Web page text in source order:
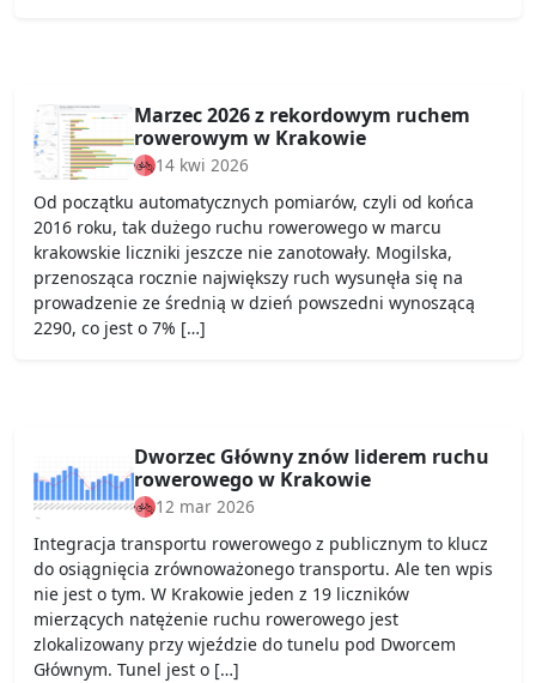
Marzec 2026 z rekordowym ruchem
rowerowym w Krakowie
14 kwi 2026
Od początku automatycznych pomiarów, czyli od końca
2016 roku, tak dużego ruchu rowerowego w marcu
krakowskie liczniki jeszcze nie zanotowały. Mogilska,
przenosząca rocznie największy ruch wysunęła się na
prowadzenie ze średnią w dzień powszedni wynoszącą
2290, co jest o 7% […]
Dworzec Główny znów liderem ruchu
rowerowego w Krakowie
12 mar 2026
Integracja transportu rowerowego z publicznym to klucz
do osiągnięcia zrównoważonego transportu. Ale ten wpis
nie jest o tym. W Krakowie jeden z 19 liczników
mierzących natężenie ruchu rowerowego jest
zlokalizowany przy wjeździe do tunelu pod Dworcem
Głównym. Tunel jest o […]